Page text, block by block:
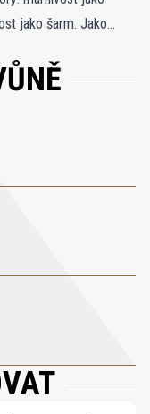
jako šarm. Jako
předvádí Grittiho
klasických struktur a
ostrým a
triumf: černý
ovocem a suchou,
ale
v dokonalém
a muškátový
kompozici
stopou.
So Vain je čistá,
nezmizí do pozadí.